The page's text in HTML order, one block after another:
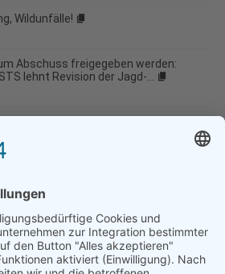
Wildunfälle!
Abschuss freigegeben werden:
lehnt Revision der Jagd-...